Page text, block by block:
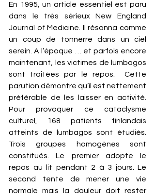
En 1995, un article essentiel est paru
dans le très sérieux New England
Journal of Medicine. Il résonna comme
un coup de tonnerre dans un ciel
serein. A l’époque … et parfois encore
maintenant, les victimes de lumbagos
sont traitées par le repos.  Cette
parution démontre qu’il est nettement
préférable de les laisser en activité.
Pour provoquer ce cataclysme
culturel, 168 patients finlandais
atteints de lumbagos sont étudiés.
Trois groupes homogènes sont
constitués. Le premier adopte le
repos au lit pendant 2 à 3 jours. Le
second tente de mener une vie
normale mais la douleur doit rester